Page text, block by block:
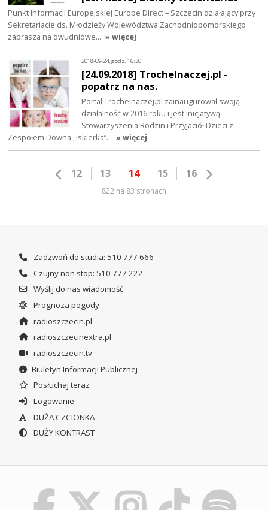
Punkt Informacji Europejskiej Europe Direct – Szczecin działający przy
Sekretariacie ds. Młodzieży Województwa Zachodniopomorskiego
zaprasza na dwudniowe… » więcej
2018-09-24, godz. 16:30
[24.09.2018] TrocheInaczej.pl -
popatrz na nas.
Portal TrocheInaczej.pl zainaugurował swoją
działalność w 2016 roku i jest inicjatywą
Stowarzyszenia Rodzin i Przyjaciół Dzieci z
Zespołem Downa „Iskierka”… » więcej
12 13 14 15 16
822 na 83 stronach
Zadzwoń do studia: 510 777 666
Czujny non stop: 510 777 222
Wyślij do nas wiadomość
Prognoza pogody
radioszczecin.pl
radioszczecinextra.pl
radioszczecin.tv
Biuletyn Informacji Publicznej
Posłuchaj teraz
Logowanie
DUŻA CZCIONKA
DUŻY KONTRAST